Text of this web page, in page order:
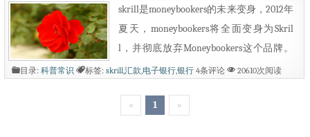
skrill是moneybookers的未来变身，2012年
夏天，moneybookers将全面变身为Skril
l，并彻底放弃Moneybookers这个品牌。
创建Skrill可将过去繁复的支付程序，逐
利条件。 skrill(moneybookers)究竟是什
目录: 科普常识 标签: skrill,汇款,电子银行,银行 4条评论 20610次阅读
« 1 »